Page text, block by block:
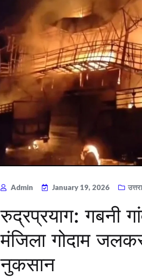
Admin January 19, 2026
रुद्रप्रयाग: गबनी
मंजिला गोदाम
नुकसान